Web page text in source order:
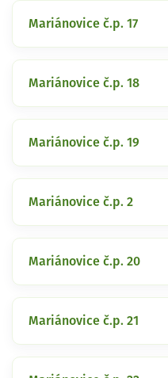
Mariánovice č.p. 17
Mariánovice č.p. 18
Mariánovice č.p. 19
Mariánovice č.p. 2
Mariánovice č.p. 20
Mariánovice č.p. 21